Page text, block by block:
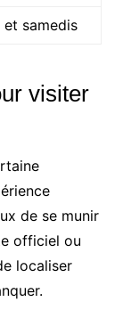
et samedis
visiter
de se munir
officiel ou
localiser